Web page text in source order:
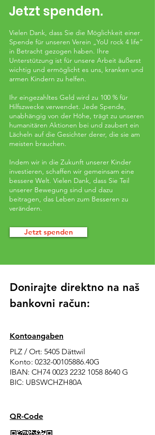
Jetzt spenden.
Vielen Dank, dass Sie die Möglichkeit einer
Spende für unseren Verein „YoU rock 4 life“
in Betracht gezogen haben. Ihre
Unterstützung ist für unsere Arbeit äußerst
wichtig und ermöglicht es uns, kranken und
armen Kindern zu helfen.
Ihr eingezahltes Geld wird zu 100 % für
Hilfszwecke verwendet. Jede Spende,
unabhängig von der Höhe, trägt zu unseren
humanitären Aktionen bei und zaubert ein
Lächeln auf die Gesichter derer, die sie am
meisten brauchen.
Indem wir in die Zukunft unserer Kinder
investieren, schaffen wir gemeinsam eine
bessere Welt. Vielen Dank, dass Sie Teil
unserer Bewegung sind und dazu
beitragen, das Leben zum Besseren zu
verändern.
Jetzt spenden
Donirajte direktno na naš
bankovni račun:
Kontoangaben
PLZ / Ort: 5405 Dättwil
Konto: 0232-00105886.40G
IBAN: CH74 0023 2232 1058 8640 G
BIC: UBSWCHZH80A
QR-Code